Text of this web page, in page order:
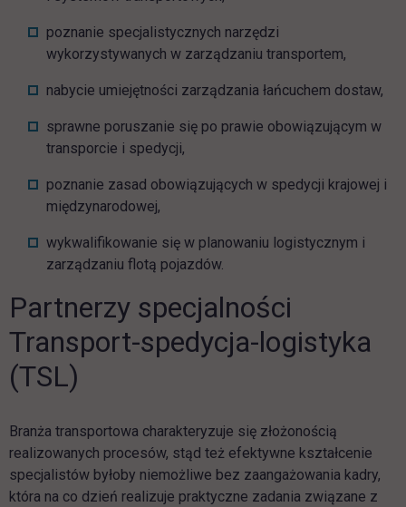
poznanie specjalistycznych narzędzi
wykorzystywanych w zarządzaniu transportem,
nabycie umiejętności zarządzania łańcuchem dostaw,
sprawne poruszanie się po prawie obowiązującym w
transporcie i spedycji,
poznanie zasad obowiązujących w spedycji krajowej i
międzynarodowej,
wykwalifikowanie się w planowaniu logistycznym i
zarządzaniu flotą pojazdów.
Partnerzy specjalności
Transport-spedycja-logistyka
(TSL)
Branża transportowa charakteryzuje się złożonością
realizowanych procesów, stąd też efektywne kształcenie
specjalistów byłoby niemożliwe bez zaangażowania kadry,
która na co dzień realizuje praktyczne zadania związane z